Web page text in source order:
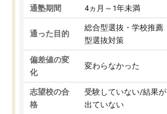
通塾期間 4ヵ月～1年未満
通った目的
総合型選抜・学校推薦
型選抜対策
偏差値の変
化
変わらなかった
志望校の合
格
受験していない/結果が
出ていない